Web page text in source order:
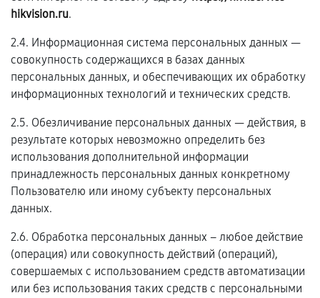
hikvision.ru.
2.4. Информационная система персональных данных —
совокупность содержащихся в базах данных
персональных данных, и обеспечивающих их обработку
информационных технологий и технических средств.
2.5. Обезличивание персональных данных — действия, в
результате которых невозможно определить без
использования дополнительной информации
принадлежность персональных данных конкретному
Пользователю или иному субъекту персональных
данных.
2.6. Обработка персональных данных – любое действие
(операция) или совокупность действий (операций),
совершаемых с использованием средств автоматизации
или без использования таких средств с персональными